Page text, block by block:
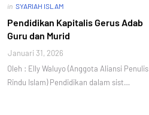
in SYARIAH ISLAM
Pendidikan Kapitalis Gerus Adab
Guru dan Murid
Januari 31, 2026
Oleh : Elly Waluyo (Anggota Aliansi Penulis
Rindu Islam) Pendidikan dalam sist…